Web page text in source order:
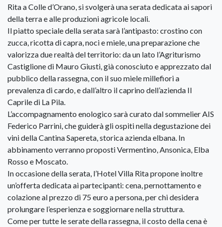
Rita a Colle d’Orano, si svolgerà una serata dedicata ai sapori
della terra e alle produzioni agricole locali.
Il piatto speciale della serata sarà l’antipasto: crostino con
zucca, ricotta di capra, noci e miele, una preparazione che
valorizza due realtà del territorio: da un lato l’Agriturismo
Castiglione di Mauro Giusti, già conosciuto e apprezzato dal
pubblico della rassegna, con il suo miele millefiori a
prevalenza di cardo, e dall’altro il caprino dell’azienda Il
Caprile di La Pila.
L’accompagnamento enologico sarà curato dal sommelier AIS
Federico Parrini, che guiderà gli ospiti nella degustazione dei
vini della Cantina Sapereta, storica azienda elbana. In
abbinamento verranno proposti Vermentino, Ansonica, Elba
Rosso e Moscato.
In occasione della serata, l’Hotel Villa Rita propone inoltre
un’offerta dedicata ai partecipanti: cena, pernottamento e
colazione al prezzo di 75 euro a persona, per chi desidera
prolungare l’esperienza e soggiornare nella struttura.
Come per tutte le serate della rassegna, il costo della cena è